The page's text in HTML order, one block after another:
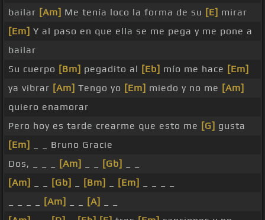
bailar [Am] Me tenía loco la forma de su [E] mirar
[Em] Y al paso en que ella se me pega y me pone a
bailar
Su cuerpo [Bm] pegadito al [Eb] mío me hace [Em]
ya vibrar [Am] Tengo yo [Em] miedo y no me [Am]
quiero enamorar
Pero hoy es tarde crearme que esto me [G] gusta
[Em]
_ _ Bruno Gracie
Dos, _ _ _
[Am] [Gb]
[Am]
[Gb] [Bm] [Em]
[Am] [A]